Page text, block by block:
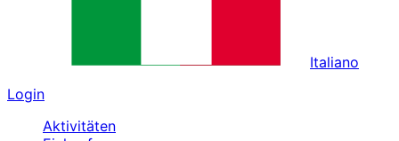
Italiano
Login
Aktivitäten